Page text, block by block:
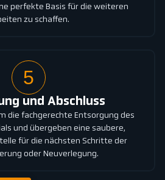
perfekte Basis für die weiteren
zu schaffen.
5
und Abschluss
die fachgerechte Entsorgung des
und übergeben eine saubere,
für die nächsten Schritte der
oder Neuverlegung.